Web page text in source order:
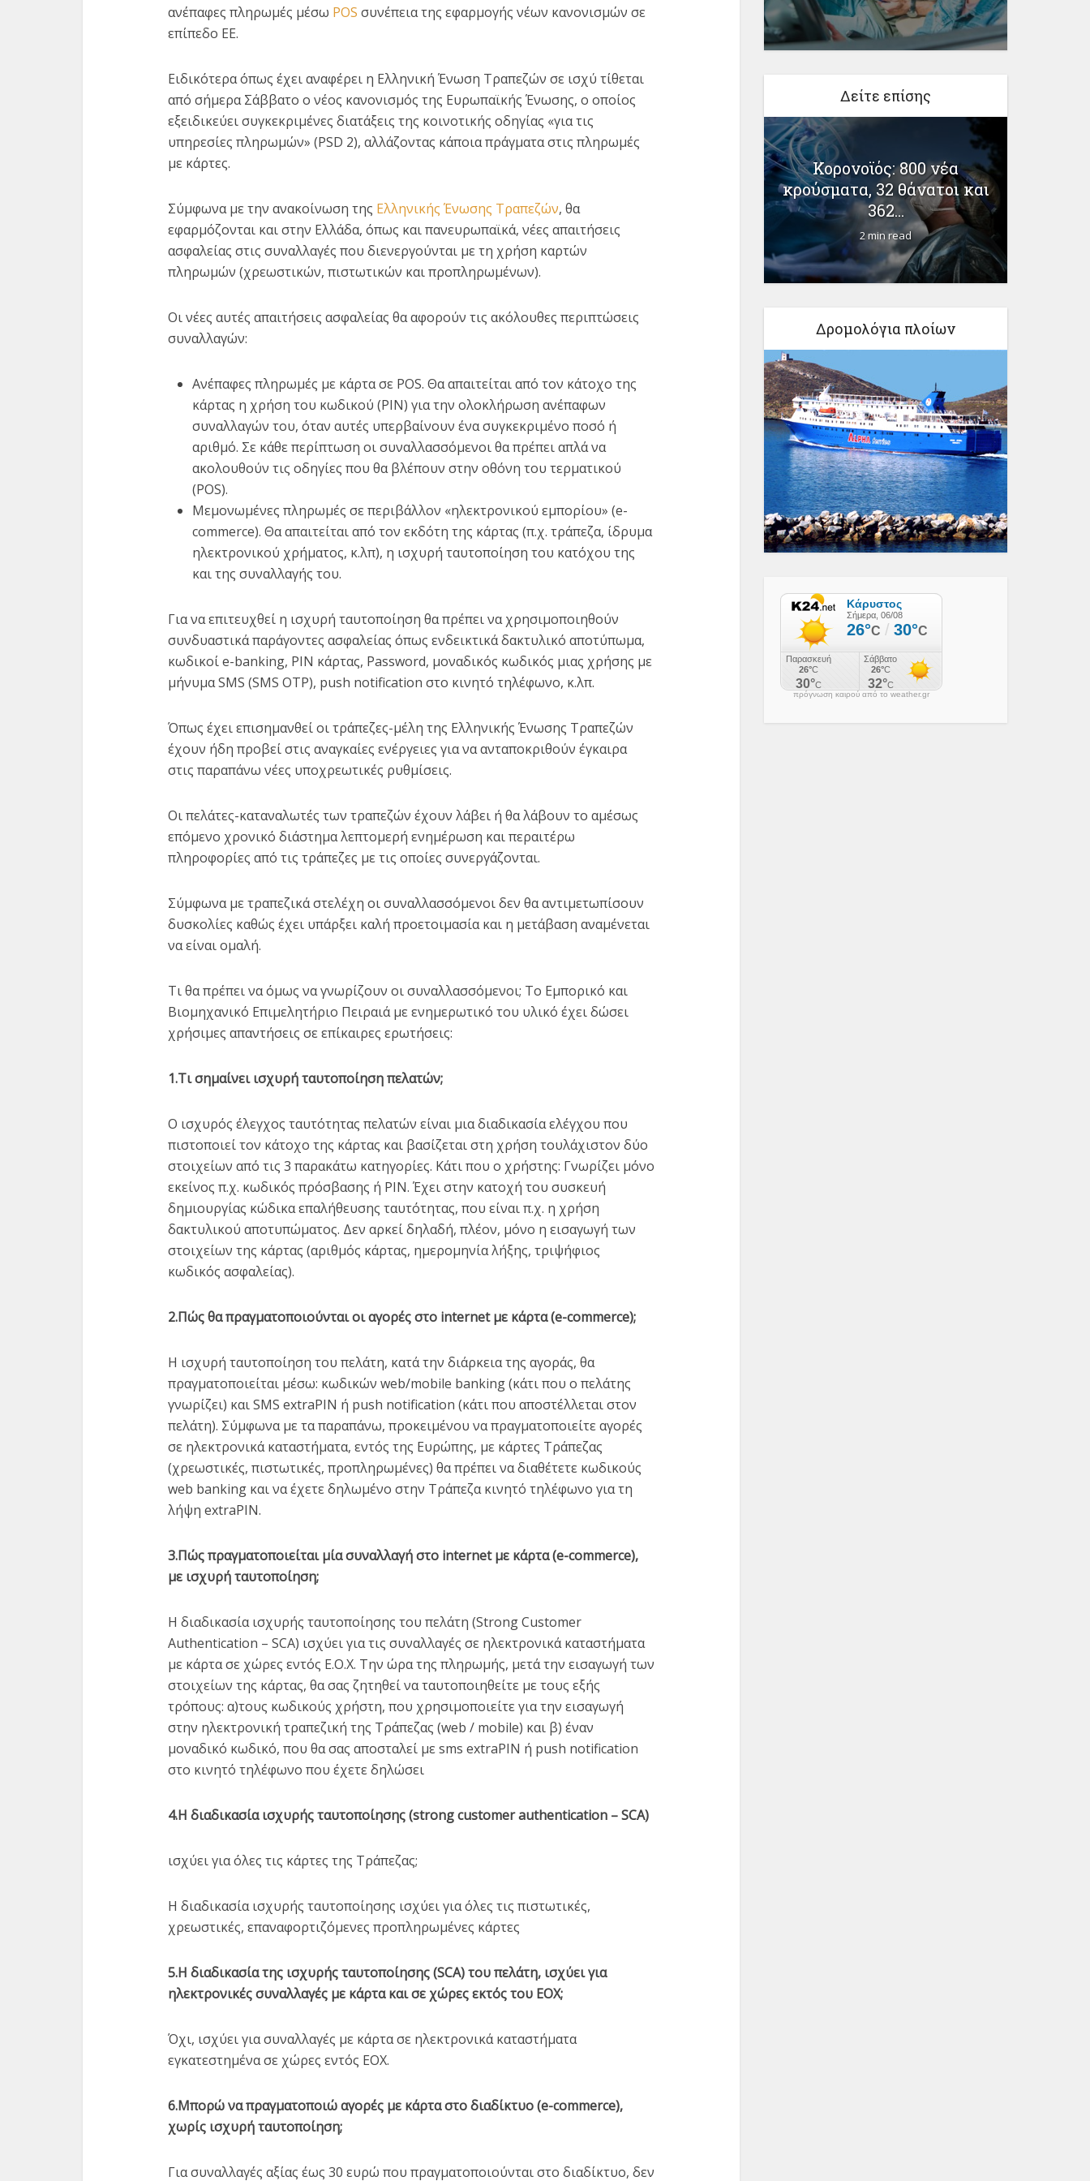
ανέπαφες πληρωμές μέσω POS συνέπεια της εφαρμογής νέων κανονισμών σε
επίπεδο ΕΕ.
Ειδικότερα όπως έχει αναφέρει η Ελληνική Ένωση Τραπεζών σε ισχύ τίθεται
από σήμερα Σάββατο ο νέος κανονισμός της Ευρωπαϊκής Ένωσης, ο οποίος
εξειδικεύει συγκεκριμένες διατάξεις της κοινοτικής οδηγίας «για τις
υπηρεσίες πληρωμών» (PSD 2), αλλάζοντας κάποια πράγματα στις πληρωμές
με κάρτες.
Σύμφωνα με την ανακοίνωση της Ελληνικής Ένωσης Τραπεζών, θα
εφαρμόζονται και στην Ελλάδα, όπως και πανευρωπαϊκά, νέες απαιτήσεις
ασφαλείας στις συναλλαγές που διενεργούνται με τη χρήση καρτών
πληρωμών (χρεωστικών, πιστωτικών και προπληρωμένων).
Οι νέες αυτές απαιτήσεις ασφαλείας θα αφορούν τις ακόλουθες περιπτώσεις
συναλλαγών:
Ανέπαφες πληρωμές με κάρτα σε POS. Θα απαιτείται από τον κάτοχο της
κάρτας η χρήση του κωδικού (ΡΙΝ) για την ολοκλήρωση ανέπαφων
συναλλαγών του, όταν αυτές υπερβαίνουν ένα συγκεκριμένο ποσό ή
αριθμό. Σε κάθε περίπτωση οι συναλλασσόμενοι θα πρέπει απλά να
ακολουθούν τις οδηγίες που θα βλέπουν στην οθόνη του τερματικού
(POS).
Μεμονωμένες πληρωμές σε περιβάλλον «ηλεκτρονικού εμπορίου» (e-
commerce). Θα απαιτείται από τον εκδότη της κάρτας (π.χ. τράπεζα, ίδρυμα
ηλεκτρονικού χρήματος, κ.λπ), η ισχυρή ταυτοποίηση του κατόχου της
και της συναλλαγής του.
Για να επιτευχθεί η ισχυρή ταυτοποίηση θα πρέπει να χρησιμοποιηθούν
συνδυαστικά παράγοντες ασφαλείας όπως ενδεικτικά δακτυλικό αποτύπωμα,
κωδικοί e-banking, PIN κάρτας, Password, μοναδικός κωδικός μιας χρήσης με
μήνυμα SMS (SMS OTP), push notification στο κινητό τηλέφωνο, κ.λπ.
Όπως έχει επισημανθεί οι τράπεζες-μέλη της Ελληνικής Ένωσης Τραπεζών
έχουν ήδη προβεί στις αναγκαίες ενέργειες για να ανταποκριθούν έγκαιρα
στις παραπάνω νέες υποχρεωτικές ρυθμίσεις.
Οι πελάτες-καταναλωτές των τραπεζών έχουν λάβει ή θα λάβουν το αμέσως
επόμενο χρονικό διάστημα λεπτομερή ενημέρωση και περαιτέρω
πληροφορίες από τις τράπεζες με τις οποίες συνεργάζονται.
Σύμφωνα με τραπεζικά στελέχη οι συναλλασσόμενοι δεν θα αντιμετωπίσουν
δυσκολίες καθώς έχει υπάρξει καλή προετοιμασία και η μετάβαση αναμένεται
να είναι ομαλή.
Τι θα πρέπει να όμως να γνωρίζουν οι συναλλασσόμενοι; Το Εμπορικό και
Βιομηχανικό Επιμελητήριο Πειραιά με ενημερωτικό του υλικό έχει δώσει
χρήσιμες απαντήσεις σε επίκαιρες ερωτήσεις:
1.Τι σημαίνει ισχυρή ταυτοποίηση πελατών;
Ο ισχυρός έλεγχος ταυτότητας πελατών είναι μια διαδικασία ελέγχου που
πιστοποιεί τον κάτοχο της κάρτας και βασίζεται στη χρήση τουλάχιστον δύο
στοιχείων από τις 3 παρακάτω κατηγορίες. Κάτι που ο χρήστης: Γνωρίζει μόνο
εκείνος π.χ. κωδικός πρόσβασης ή PIN. Έχει στην κατοχή του συσκευή
δημιουργίας κώδικα επαλήθευσης ταυτότητας, που είναι π.χ. η χρήση
δακτυλικού αποτυπώματος. Δεν αρκεί δηλαδή, πλέον, μόνο η εισαγωγή των
στοιχείων της κάρτας (αριθμός κάρτας, ημερομηνία λήξης, τριψήφιος
κωδικός ασφαλείας).
2.Πώς θα πραγματοποιούνται οι αγορές στο internet με κάρτα (e-commerce);
Η ισχυρή ταυτοποίηση του πελάτη, κατά την διάρκεια της αγοράς, θα
πραγματοποιείται μέσω: κωδικών web/mobile banking (κάτι που ο πελάτης
γνωρίζει) και SMS extraPIN ή push notification (κάτι που αποστέλλεται στον
πελάτη). Σύμφωνα με τα παραπάνω, προκειμένου να πραγματοποιείτε αγορές
σε ηλεκτρονικά καταστήματα, εντός της Ευρώπης, με κάρτες Τράπεζας
(χρεωστικές, πιστωτικές, προπληρωμένες) θα πρέπει να διαθέτετε κωδικούς
web banking και να έχετε δηλωμένο στην Τράπεζα κινητό τηλέφωνο για τη
λήψη extraPIN.
3.Πώς πραγματοποιείται μία συναλλαγή στο internet με κάρτα (e-commerce),
με ισχυρή ταυτοποίηση;
Η διαδικασία ισχυρής ταυτοποίησης του πελάτη (Strong Customer
Authentication – SCA) ισχύει για τις συναλλαγές σε ηλεκτρονικά καταστήματα
με κάρτα σε χώρες εντός Ε.Ο.Χ. Την ώρα της πληρωμής, μετά την εισαγωγή των
στοιχείων της κάρτας, θα σας ζητηθεί να ταυτοποιηθείτε με τους εξής
τρόπους: α)τους κωδικούς χρήστη, που χρησιμοποιείτε για την εισαγωγή
στην ηλεκτρονική τραπεζική της Τράπεζας (web / mobile) και β) έναν
μοναδικό κωδικό, που θα σας αποσταλεί με sms extraPIN ή push notification
στο κινητό τηλέφωνο που έχετε δηλώσει
4.Η διαδικασία ισχυρής ταυτοποίησης (strong customer authentication – SCA)
ισχύει για όλες τις κάρτες της Τράπεζας;
Η διαδικασία ισχυρής ταυτοποίησης ισχύει για όλες τις πιστωτικές,
χρεωστικές, επαναφορτιζόμενες προπληρωμένες κάρτες
5.Η διαδικασία της ισχυρής ταυτοποίησης (SCA) του πελάτη, ισχύει για
ηλεκτρονικές συναλλαγές με κάρτα και σε χώρες εκτός του ΕΟΧ;
Όχι, ισχύει για συναλλαγές με κάρτα σε ηλεκτρονικά καταστήματα
εγκατεστημένα σε χώρες εντός ΕΟΧ.
6.Μπορώ να πραγματοποιώ αγορές με κάρτα στο διαδίκτυο (e-commerce),
χωρίς ισχυρή ταυτοποίηση;
Για συναλλαγές αξίας έως 30 ευρώ που πραγματοποιούνται στο διαδίκτυο, δεν
Δείτε επίσης
Απριλίου...
6 min read
διασωληνωμένοι...
3 min read
Κορονοϊός: 800 νέα
κρούσματα, 32 θάνατοι και
362...
2 min read
Δρομολόγια πλοίων
πρόγνωση καιρού από το weather.gr